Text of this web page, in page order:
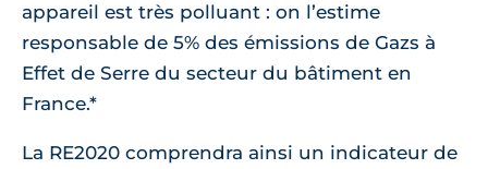
appareil est très polluant : on l’estime
responsable de 5% des émissions de Gazs à
Effet de Serre du secteur du bâtiment en
France.*
La RE2020 comprendra ainsi un indicateur de